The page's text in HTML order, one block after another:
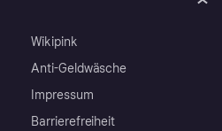
Wikipink
Anti-Geldwäsche
Impressum
Barrierefreiheit